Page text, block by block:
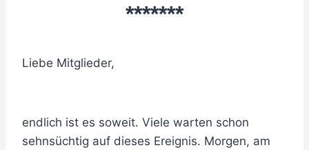
*******
Liebe Mitglieder,
endlich ist es soweit. Viele warten schon
sehnsüchtig auf dieses Ereignis. Morgen, am